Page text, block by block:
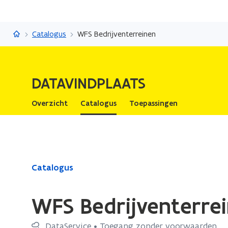
Datavindplaats
Catalogus WFS Bedrijventerreinen
DATAVINDPLAATS
Overzicht
Catalogus Toepassingen
Gedaan
bevindt
Catalogus
WFS